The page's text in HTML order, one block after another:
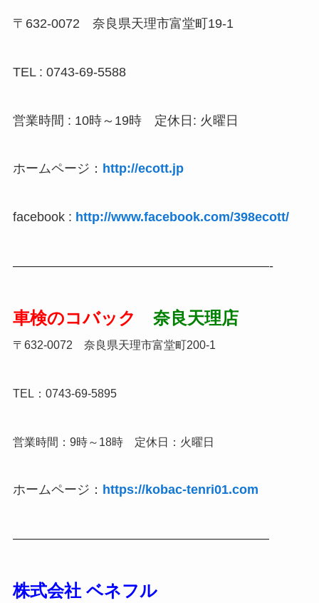
〒632-0072 奈良県天理市富堂町19-1
TEL : 0743-69-5588
営業時間 : 10時～19時 定休日: 火曜日
ホームページ： http://ecott.jp
facebook : http://www.facebook.com/398ecott/
————————————————————-
車検のコバック 奈良天理店
〒632-0072 奈良県天理市富堂町200-1
TEL：0743-69-5895
営業時間：9時～18時 定休日：火曜日
ホームページ： https://kobac-tenri01.com
————————————————————
株式会社 ベネフル